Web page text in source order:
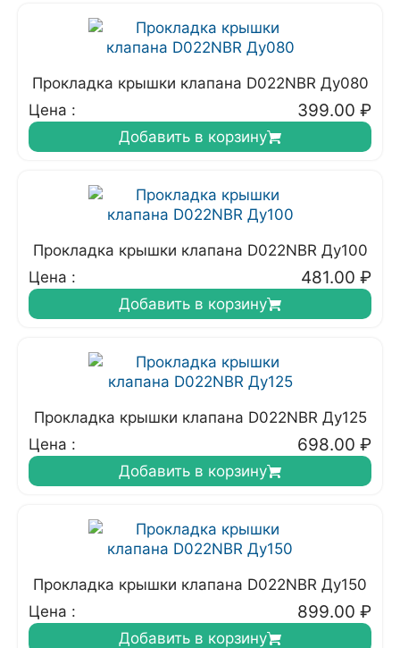
Прокладка крышки клапана D022NBR Ду080
Цена :
399.00 ₽
Добавить в корзину
Прокладка крышки клапана D022NBR Ду100
Цена :
481.00 ₽
Добавить в корзину
Прокладка крышки клапана D022NBR Ду125
Цена :
698.00 ₽
Добавить в корзину
Прокладка крышки клапана D022NBR Ду150
Цена :
899.00 ₽
Добавить в корзину